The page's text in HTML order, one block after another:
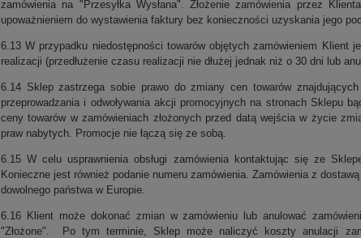
zamówienia na "Przesyłka Wysłana". Złożenie zamówienia przez
upoważnieniem do wystawienia faktury bez konieczności uzyskania jego
6.13 W przypadku niedostępności towarów objętych zamówieniem
realizacji (przedłużenie czasu realizacji nie dłużej jednak niż o 30 dni lub
6.14 Sklep zastrzega sobie prawo do zmiany cen towarów
przeprowadzania i odwoływania akcji promocyjnych na stronach Sklepu
ceny towarów w zamówieniach złożonych przed datą wejścia w życie
praw nabytych. Promocje nie łączą się ze sobą.
6.15 W celu usprawnienia obsługi zamówienia kontaktując się ze
Konieczne jest również podanie numeru zamówienia. Zamówienia z
dowolnego państwa w Europie.
6.16 Klient może dokonać zmian w zamówieniu lub anulować
"Złożone". Po tym terminie, Sklep może naliczyć koszty anulacji